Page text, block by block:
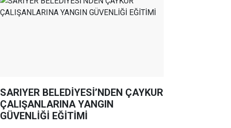
SARIYER BELEDİYESİ’NDEN ÇAYKUR
ÇALIŞANLARINA YANGIN
GÜVENLİĞİ EĞİTİMİ